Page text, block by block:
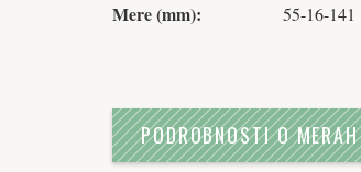
Mere (mm): 55-16-141
PODROBNOSTI O MERAH